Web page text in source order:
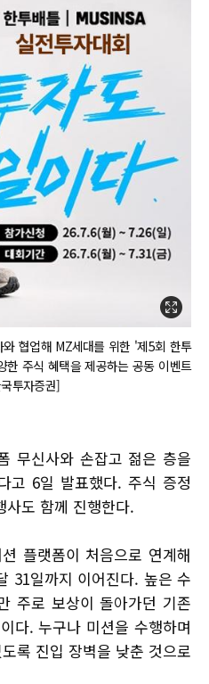
협업해 MZ세대를 위한 '제5회 한투
한 주식 혜택을 제공하는 공동 이벤트
투자증권]
무신사와 손잡고 젊은 층을
고 6일 발표했다. 주식 증정
사도 함께 진행한다.
플랫폼이 처음으로 연계해
31일까지 이어진다. 높은 수
주로 보상이 돌아가던 기존
다. 누구나 미션을 수행하며
록 진입 장벽을 낮춘 것으로